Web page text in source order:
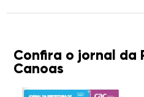
Confira o jornal da
Canoas